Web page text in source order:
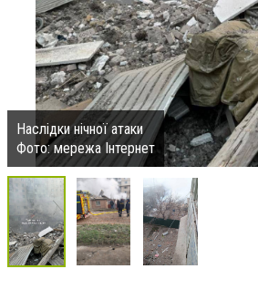
Наслідки нічної атаки
Фото: мережа Інтернет